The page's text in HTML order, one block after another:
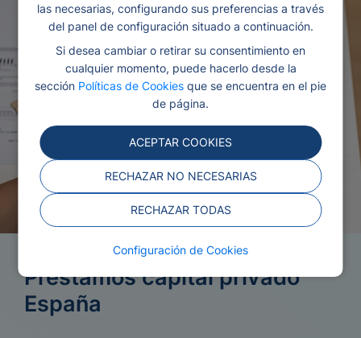
las necesarias, configurando sus preferencias a través
del panel de configuración situado a continuación.
Si desea cambiar o retirar su consentimiento en
cualquier momento, puede hacerlo desde la
sección Políticas de Cookies que se encuentra en el pie
de página.
ACEPTAR COOKIES
RECHAZAR NO NECESARIAS
RECHAZAR TODAS
Configuración de Cookies
Préstamos capital privado
España